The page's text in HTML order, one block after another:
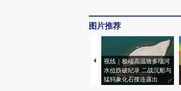
图片推荐
视线｜极端高温致多瑙河
水位跌破纪录 二战沉船与
猛犸象化石接连露出